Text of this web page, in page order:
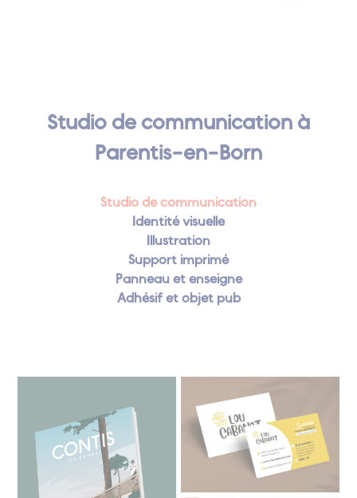
Studio de communication à
Parentis-en-Born
Studio de communication
Identité visuelle
Illustration
Support imprimé
Panneau et enseigne
Adhésif et objet pub